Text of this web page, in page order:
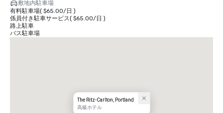
敷地内駐車場
有料駐車場( $65.00/日 )
係員付き駐車サービス( $65.00/日 )
路上駐車
バス駐車場
The Ritz-Carlton, Portland
高級ホテル